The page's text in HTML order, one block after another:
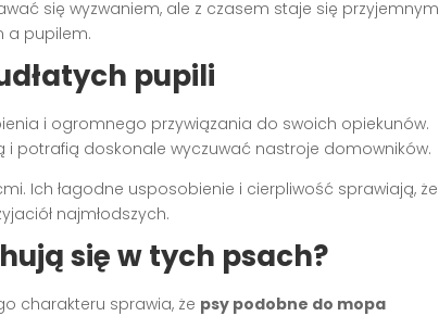
się wyzwaniem, ale z czasem staje się przyjemnym
a pupilem.
pupili
i ogromnego przywiązania do swoich opiekunów.
i potrafią doskonale wyczuwać nastroje domowników.
Ich łagodne usposobienie i cierpliwość sprawiają, że
najmłodszych.
się w tych psach?
charakteru sprawia, że psy podobne do mopa